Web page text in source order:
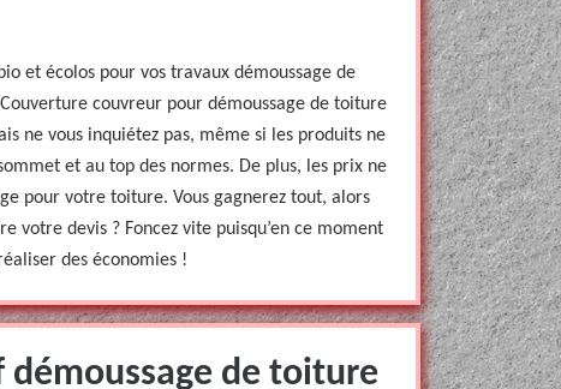
et écolos pour vos travaux démoussage de
couvreur pour démoussage de toiture
ne vous inquiétez pas, même si les produits ne
et au top des normes. De plus, les prix ne
pour votre toiture. Vous gagnerez tout, alors
votre devis ? Foncez vite puisqu’en ce moment
des économies !
de toiture